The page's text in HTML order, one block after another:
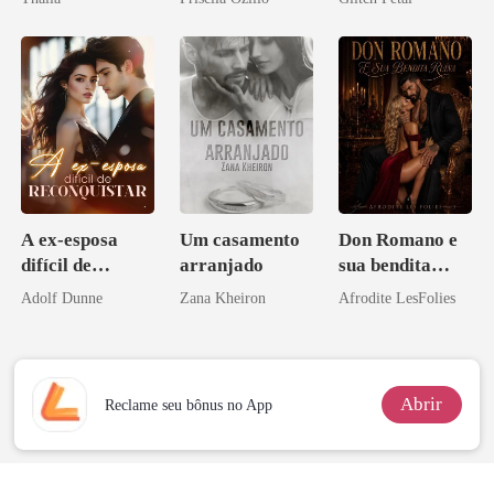
A ex-esposa
difícil de
reconquistar
Adolf Dunne
Um casamento
arranjado
Zana Kheiron
Don Romano e
sua bendita
ruína
Afrodite LesFolies
Reclame seu bônus no App Abrir